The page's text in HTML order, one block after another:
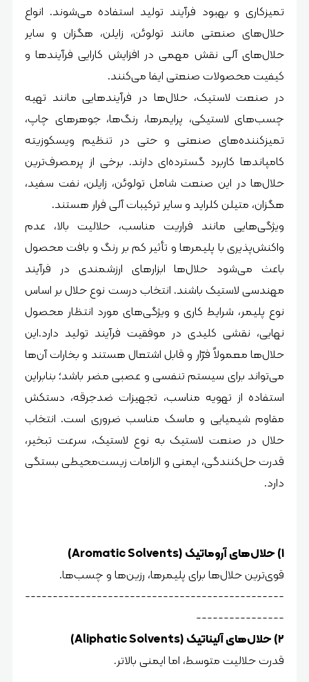
تمیزکاری و بهبود فرآیند تولید استفاده می‌شوند. انواع
حلال‌های صنعتی مانند تولوئن، زایلن، هگزان و سایر
حلال‌های آلی نقش مهمی در افزایش کارایی فرآیندها و
کیفیت محصولات صنعتی ایفا می‌کنند.
در صنعت لاستیک، حلال‌ها در فرآیندهایی مانند تهیه
چسب‌های لاستیکی، پرایمرها، رنگ‌ها، جوهرهای چاپ،
تمیزکننده‌های صنعتی و حتی در تنظیم ویسکوزیته
کامپاندها کاربرد گسترده‌ای دارند. برخی از پرمصرف‌ترین
حلال‌ها در این صنعت شامل تولوئن، زایلن، نفت سفید،
هگزان، متیلن کلراید و سایر ترکیبات آلی فرار هستند.
ویژگی‌هایی مانند فراریت مناسب، حلالیت بالا، عدم
واکنش‌پذیری با پلیمرها و تأثیر کم بر رنگ و بافت محصول
باعث می‌شود حلال‌ها ابزارهای ارزشمندی در فرآیند
مهندسی لاستیک باشند. انتخاب درست نوع حلال بر اساس
نوع پلیمر، شرایط کاری و ویژگی‌های مورد انتظار محصول
نهایی، نقشی کلیدی در موفقیت فرآیند تولید دارد.این
حلال‌ها معمولاً فرّار و قابل اشتعال هستند و بخارات آن‌ها
می‌تواند برای سیستم تنفسی و عصبی مضر باشد؛ بنابراین
استفاده از تهویه مناسب، تجهیزات ضدجرقه، دستکش
مقاوم شیمیایی و ماسک مناسب ضروری است. انتخاب
حلال در صنعت لاستیک به نوع لاستیک، سرعت تبخیر،
قدرت حل‌کنندگی، ایمنی و الزامات زیست‌محیطی بستگی
دارد.
قوی‌ترین حلال‌ها برای پلیمرها، رزین‌ها و چسب‌ها.
-----------------------------------------------
----------------
قدرت حلالیت متوسط، اما ایمنی بالاتر.